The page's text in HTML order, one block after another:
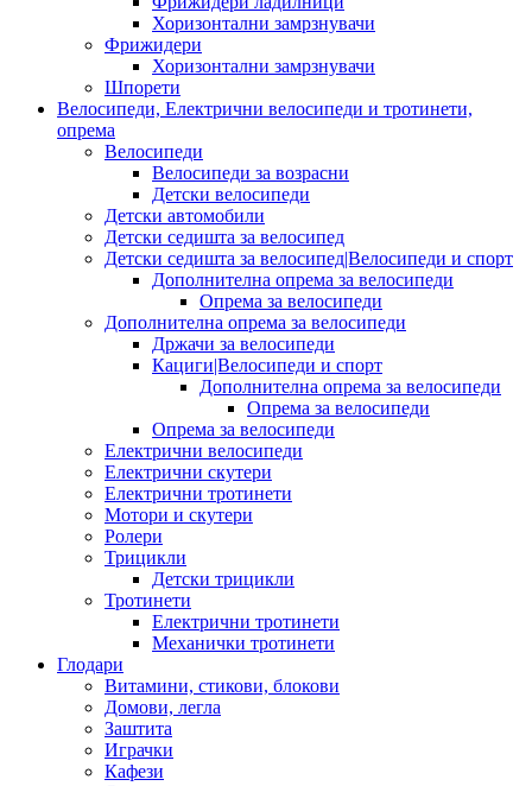
Хоризонтални замрзнувачи
Фрижидери
Хоризонтални замрзнувачи
Шпорети
Велосипеди, Електрични велосипеди и тротинети,
опрема
Велосипеди
Велосипеди за возрасни
Детски велосипеди
Детски автомобили
Детски седишта за велосипед
Детски седишта за велосипед|Велосипеди и спорт
Дополнителна опрема за велосипеди
Опрема за велосипеди
Дополнителна опрема за велосипеди
Држачи за велосипеди
Кациги|Велосипеди и спорт
Дополнителна опрема за велосипеди
Опрема за велосипеди
Опрема за велосипеди
Електрични велосипеди
Електрични скутери
Електрични тротинети
Мотори и скутери
Ролери
Трицикли
Детски трицикли
Тротинети
Електрични тротинети
Механички тротинети
Глодари
Витамини, стикови, блокови
Домови, легла
Заштита
Играчки
Кафези